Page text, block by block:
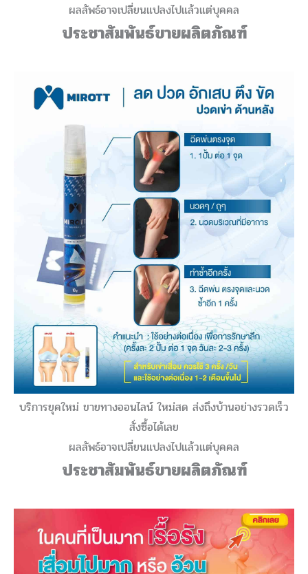
ผลลัพธ์อาจเปลี่ยนแปลงไปแล้วแต่บุคคล
ประชาสัมพันธ์ขายผลิตภัณฑ์
บริการยุคใหม่ ขายทางออนไลน์ ใหม่สด ส่งถึงบ้านอย่างรวดเร็ว
สั่งซื้อได้เลย
ผลลัพธ์อาจเปลี่ยนแปลงไปแล้วแต่บุคคล
ประชาสัมพันธ์ขายผลิตภัณฑ์